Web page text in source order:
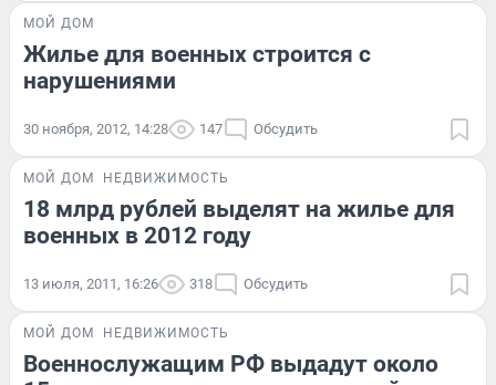
МОЙ ДОМ
Жилье для военных строится с
нарушениями
30 ноября, 2012, 14:28 147 Обсудить
МОЙ ДОМ НЕДВИЖИМОСТЬ
18 млрд рублей выделят на жилье для
военных в 2012 году
13 июля, 2011, 16:26 318 Обсудить
МОЙ ДОМ НЕДВИЖИМОСТЬ
Военнослужащим РФ выдадут около